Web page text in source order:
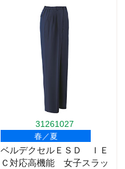
31261027
春／夏
ベルデクセルＥＳＤ ＩＥ
Ｃ対応高機能 女子スラッ